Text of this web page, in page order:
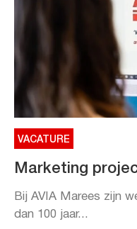
VACATURE
Marketing
Bij AVIA Marees zijn
dan 100 jaar...